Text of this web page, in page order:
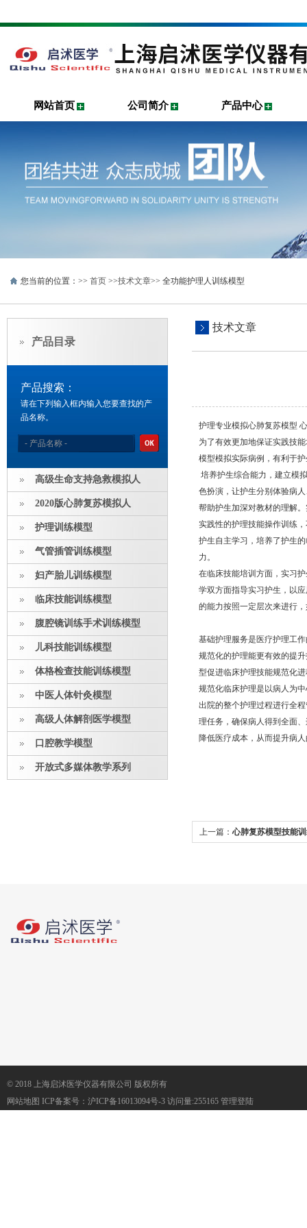
网站首页 公司简介 产品中心
您当前的位置：>> 首页 >>技术文章>> 全功能护理人训练模型
产品目录
产品搜索：
请在下列输入框内输入您要查找的产
品名称。
高级生命支持急救模拟人
2020版心肺复苏模拟人
护理训练模型
气管插管训练模型
妇产胎儿训练模型
临床技能训练模型
腹腔镜训练手术训练模型
儿科技能训练模型
体格检查技能训练模型
中医人体针灸模型
高级人体解剖医学模型
口腔教学模型
开放式多媒体教学系列
技术文章
护理专业模拟心肺复苏模型
为了有效更加地保证实践技
模型模拟实际病例，有利于
培养护生综合能力，建立模
色扮演，让护生分别体验病
帮助护生加深对教材的理解
实践性的护理技能操作训练
护生自主学习，培养了护生
力。
在临床技能培训方面，实习
学双方面指导实习护生，以
的能力按照一定层次来进行
基础护理服务是医疗护理工
规范化的护理能更有效的提
型促进临床护理技能规范化
规范化临床护理是以病人为
出院的整个护理过程进行全
理任务，确保病人得到全面
降低医疗成本，从而提升病
上一篇：心肺复苏模型技能
© 2018 上海启沭医学仪器有限公司 版权所有
网站地图 ICP备案号： 沪ICP备16013094号-3 访问量:255165 管理登陆